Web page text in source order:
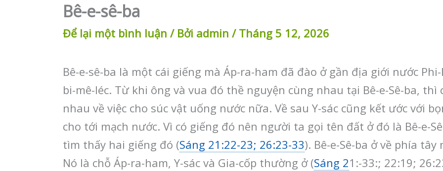
Bê-e-sê-ba
Để lại một bình luận / Bởi admin / Tháng 5 12, 2026
Bê-e-sê-ba là một cái giếng mà Áp-ra-ham đã đào ở gần địa giới nước
bi-mê-léc. Từ khi ông và vua đó thề nguyện cùng nhau tại Bê-e-Sê-ba,
nhau về việc cho súc vật uống nước nữa. Về sau Y-sác cũng kết ước với
cho tới mạch nước. Vì có giếng đó nên người ta gọi tên đất ở đó là Bê-e-
tìm thấy hai giếng đó (Sáng 21:22-23; 26:23-33). Bê-e-Sê-ba ở về phía
Nó là chỗ Áp-ra-ham, Y-sác và Gia-cốp thường ở (Sáng 21:-33:; 22:19;